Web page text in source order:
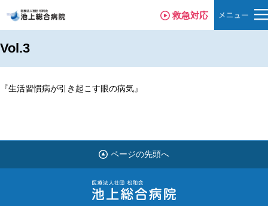
救急対応
Vol.3
『生活習慣病が引き起こす眼の病気』
ページの先頭へ